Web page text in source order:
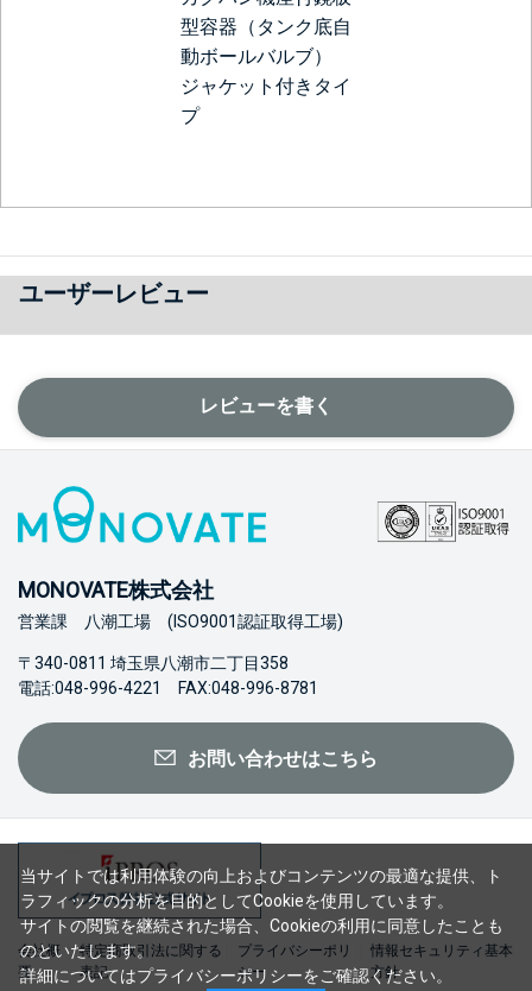
型容器（タンク底自
動ボールバルブ）
ジャケット付きタイ
プ
ユーザーレビュー
レビューを書く
MONOVATE株式会社
営業課 八潮工場 (ISO9001認証取得工場)
〒340-0811 埼玉県八潮市二丁目358
電話:048-996-4221 FAX:048-996-8781
お問い合わせはこちら
会社概
要
特定商取引法に関する
表記
プライバシーポリ
シー
情報セキュリティ基本
方針
当サイトでは利用体験の向上およびコンテンツの最適な提供、ト
ラフィックの分析を目的としてCookieを使用しています。
サイトの閲覧を継続された場合、Cookieの利用に同意したことも
のといたします。
詳細についてはプライバシーポリシーをご確認ください。